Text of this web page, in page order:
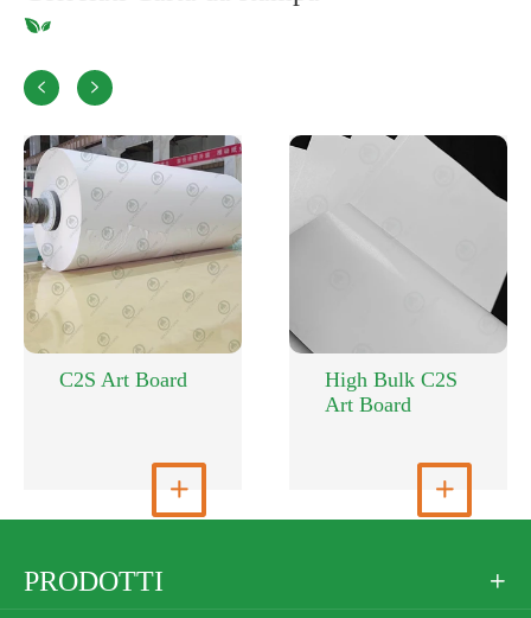
 
C2S Art Board
Visualizza altro

High Bulk C2S
Art Board
Visualizza altro

PRODOTTI 